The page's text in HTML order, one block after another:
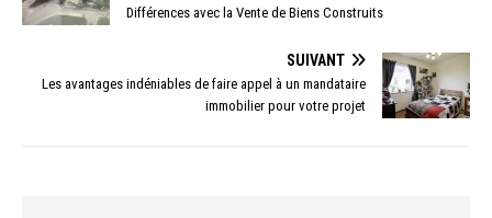
Différences avec la Vente de Biens Construits
SUIVANT
Les avantages indéniables de faire appel à un mandataire
immobilier pour votre projet